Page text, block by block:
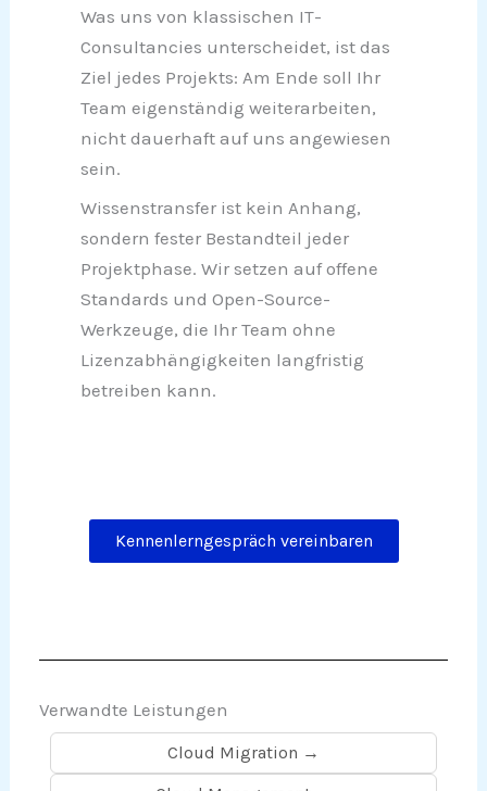
Was uns von klassischen IT-
Consultancies unterscheidet, ist das
Ziel jedes Projekts: Am Ende soll Ihr
Team eigenständig weiterarbeiten,
nicht dauerhaft auf uns angewiesen
sein.
Wissenstransfer ist kein Anhang,
sondern fester Bestandteil jeder
Projektphase. Wir setzen auf offene
Standards und Open-Source-
Werkzeuge, die Ihr Team ohne
Lizenzabhängigkeiten langfristig
betreiben kann.
Kennenlerngespräch vereinbaren
Verwandte Leistungen
Cloud Migration →